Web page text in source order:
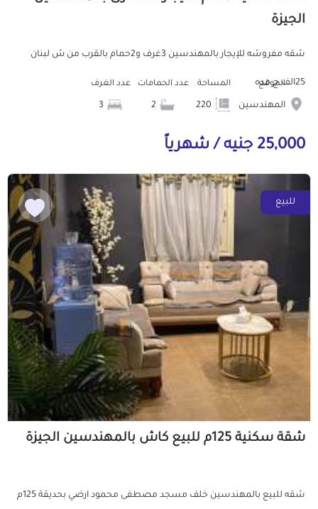
الجيزة
شقه مفروشه للإيجار بالمهندسين 3غرف و2حمام بالقرب من ش لبنان
25الف ج مده الموقع
المهندسين
المساحة عدد الحمامات عدد الغرف
25,000 جنيه / شهرياً
للبيع
شقة سكنية 125م للبيع كاش بالمهندسين الجيزة
شقه للبيع بالمهندسين خلف مسجد مصطفى محمود ارضي بحديقة 125م